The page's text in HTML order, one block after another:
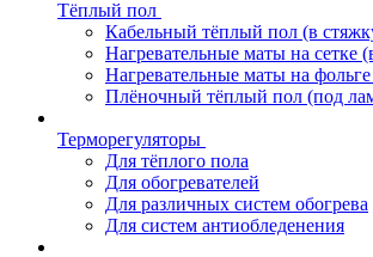
Тёплый пол
Кабельный тёплый пол (в
Нагревательные маты на
Нагревательные маты на
Плёночный тёплый пол (под
Терморегуляторы
Для тёплого пола
Для обогревателей
Для различных систем обогрева
Для систем антиобледенения